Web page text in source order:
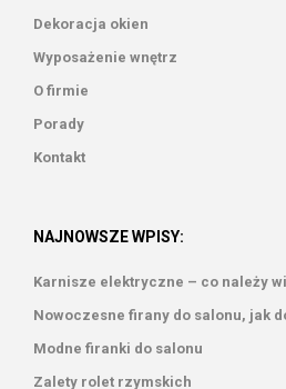
Dekoracja okien
Wyposażenie wnętrz
O firmie
Porady
Kontakt
NAJNOWSZE WPISY:
Karnisze elektryczne – co należy
Nowoczesne firany do salonu, jak
Modne firanki do salonu
Zalety rolet rzymskich